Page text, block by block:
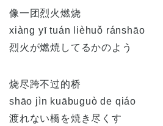
像一团烈火燃烧
xiàng yī tuán lièhuǒ ránshāo
烈火が燃焼してるかのよう
烧尽跨不过的桥
shāo jìn kuābuguò de qiáo
渡れない橋を焼き尽くす